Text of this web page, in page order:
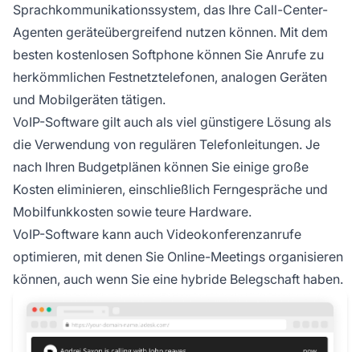
Sprachkommunikationssystem, das Ihre Call-Center-
Agenten geräteübergreifend nutzen können. Mit dem
besten kostenlosen Softphone können Sie Anrufe zu
herkömmlichen Festnetztelefonen, analogen Geräten
und Mobilgeräten tätigen.
VoIP-Software gilt auch als viel günstigere Lösung als
die Verwendung von regulären Telefonleitungen. Je
nach Ihren Budgetplänen können Sie einige große
Kosten eliminieren, einschließlich Ferngespräche und
Mobilfunkkosten sowie teure Hardware.
VoIP-Software kann auch Videokonferenzanrufe
optimieren, mit denen Sie Online-Meetings organisieren
können, auch wenn Sie eine hybride Belegschaft haben.